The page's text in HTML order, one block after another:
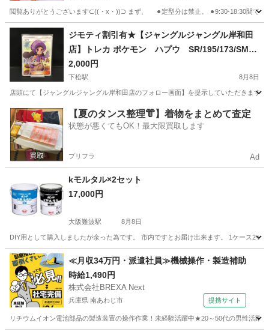
閲覧ありがとうございます⊂((・x・))⊃ まず、 ⚫︎定型分は禁止。 ⚫︎9:30-18:30間で
大阪 大阪市 近鉄日本橋駅 その他 フリマ
ジモティ割引有★【ジャングルジャングル岸和田
店】トレカ ポケモン ハプウ SR/195/173/SM12
a 南大阪 岸和田市 貝塚市 泉佐野市 和泉市 忠岡
町 熊取町
2,000円
下松駅 8月8日
店頭にて【ジャングルジャングル岸和田店のフォロー画面】を提示していただきま
大阪 岸和田市 下松駅 その他 ジャングル
【夏のタンス整理👘】着物をまとめて査定
状態が悪くてもOK！最大限買取します
プリフラ Ad
kモルタル×2セット
17,000円
大阪難波駅 8月8日
DIY用として購入しましたが余った為です。 市内ですとお届け出来ます。 1ケース2
大阪 大阪市 大阪難波駅 その他 モルタル
≪月収34万円・派遣社員≫機械操作・製造補助
時給1,490円
株式会社BREXA Next
兵庫県 南あわじ市 提携サイト
リチウムイオン電池部品の製造装置の操作作業！未経験活躍中★20～50代の男性活